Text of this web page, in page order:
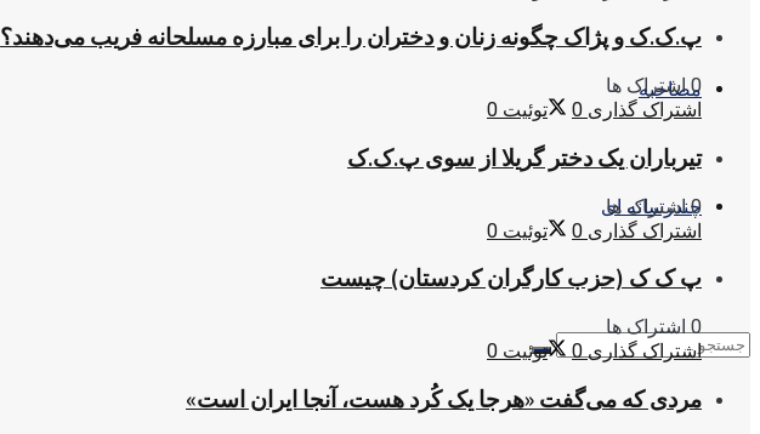
مصاحبه
چندرسانه ای
پ.ک.ک و پژاک چگونه زنان و دختران را برای مبارزه مسلحانه فریب می‌دهند؟
0 اشتراک ها
اشتراک گذاری 0 توئیت 0
تیرباران یک دختر گریلا از سوی پ.ک.ک
0 اشتراک ها
اشتراک گذاری 0 توئیت 0
پ ک ک (حزب کارگران کردستان) چیست
0 اشتراک ها
اشتراک گذاری 0 توئیت 0
مردی که می‌گفت «هرجا یک کُرد هست، آنجا ایران است»